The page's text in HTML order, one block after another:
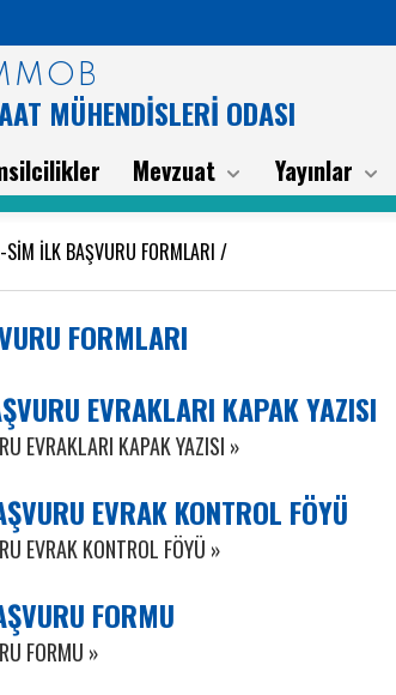
MÜHENDİSLERİ ODASI
Mevzuat Yayınlar
SİM İLK BAŞVURU FORMLARI /
FORMLARI
EVRAKLARI KAPAK YAZISI
EVRAKLARI KAPAK YAZISI »
EVRAK KONTROL FÖYÜ
EVRAK KONTROL FÖYÜ »
FORMU
FORMU »